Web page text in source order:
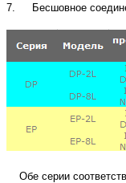
7.
Бесшовное
Обе серии